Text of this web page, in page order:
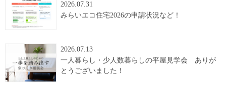
2026.07.31
みらいエコ住宅2026の申請状況など！
2026.07.13
一人暮らし・少人数暮らしの平屋見学会 ありが
とうございました！